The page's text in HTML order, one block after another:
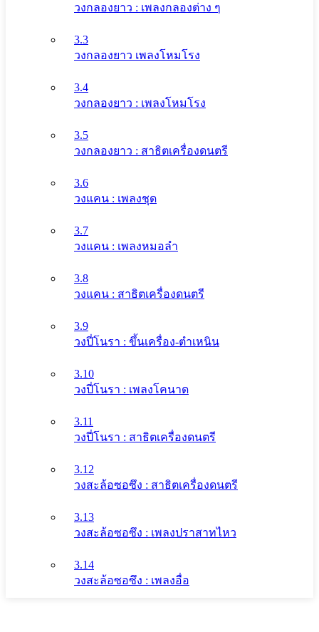
วงกลองยาว : เพลงกลองต่าง ๆ
3.3
วงกลองยาว เพลงโหมโรง
3.4
วงกลองยาว : เพลงโหมโรง
3.5
วงกลองยาว : สาธิตเครื่องดนตรี
3.6
วงแคน : เพลงชุด
3.7
วงแคน : เพลงหมอลำ
3.8
วงแคน : สาธิตเครื่องดนตรี
3.9
วงปี่โนรา : ขึ้นเครื่อง-ตำเหนิน
3.10
วงปี่โนรา : เพลงโคนาด
3.11
วงปี่โนรา : สาธิตเครื่องดนตรี
3.12
วงสะล้อซอซึง : สาธิตเครื่องดนตรี
3.13
วงสะล้อซอซึง : เพลงปราสาทไหว
3.14
วงสะล้อซอซึง : เพลงอื่อ